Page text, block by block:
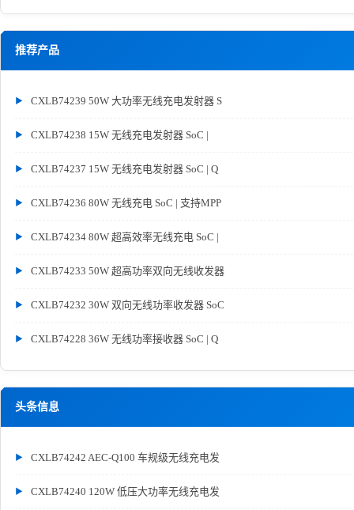
推荐产品
CXLB74239 50W 大功率无线充电发射器 S
CXLB74238 15W 无线充电发射器 SoC |
CXLB74237 15W 无线充电发射器 SoC | Q
CXLB74236 80W 无线充电 SoC | 支持MPP
CXLB74234 80W 超高效率无线充电 SoC |
CXLB74233 50W 超高功率双向无线收发器
CXLB74232 30W 双向无线功率收发器 SoC
CXLB74228 36W 无线功率接收器 SoC | Q
头条信息
CXLB74242 AEC-Q100 车规级无线充电发
CXLB74240 120W 低压大功率无线充电发